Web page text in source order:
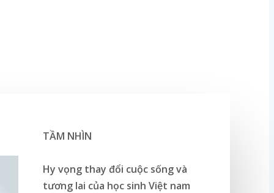
TẦM NHÌN
Hy vọng thay đổi cuộc sống và
tương lai của học sinh Việt nam